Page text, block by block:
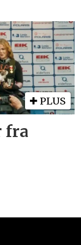
PLUS
fra